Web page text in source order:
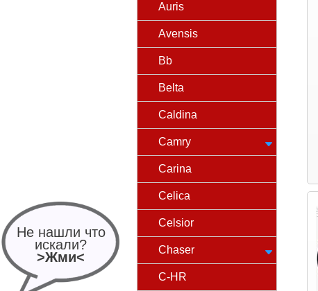
Не нашли что
искали?
>Жми<
Auris
Avensis
Bb
Belta
Caldina
Camry
Carina
Celica
Celsior
Chaser
C-HR